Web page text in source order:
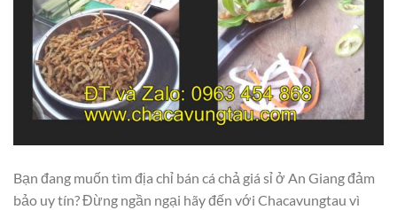
Bạn đang muốn tìm địa chỉ bán cá chả giá sỉ ở An Giang đảm
bảo uy tín? Đừng ngần ngại hãy đến với Chacavungtau vì